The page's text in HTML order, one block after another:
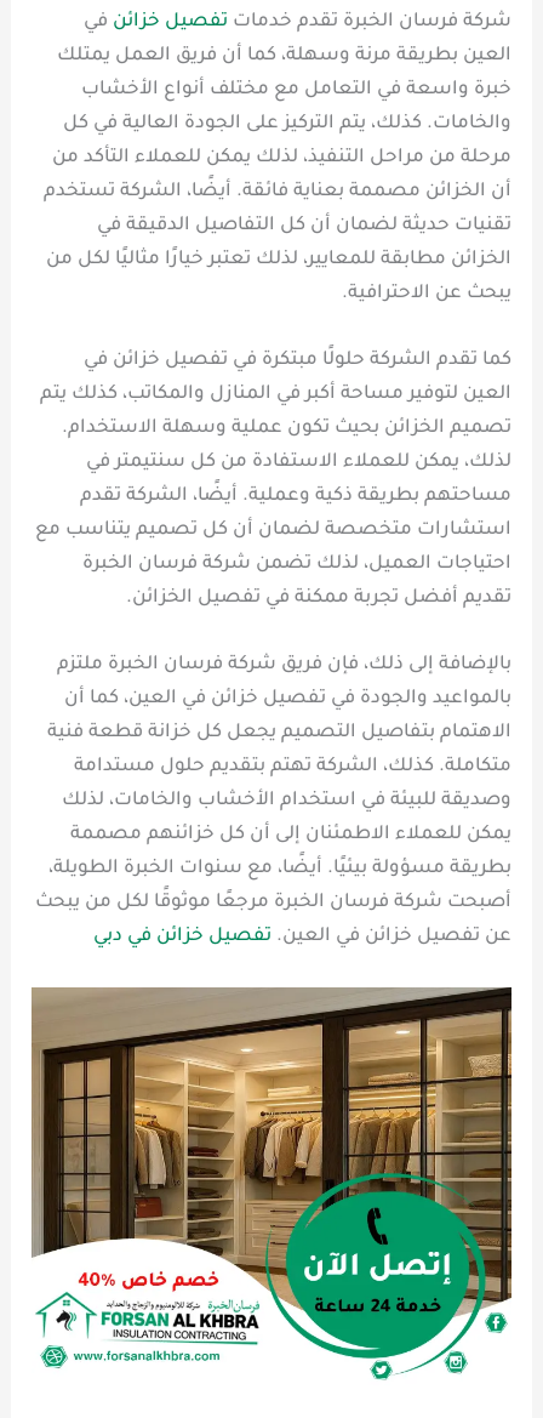
شركة فرسان الخبرة تقدم خدمات تفصيل خزائن في
العين بطريقة مرنة وسهلة، كما أن فريق العمل يمتلك
خبرة واسعة في التعامل مع مختلف أنواع الأخشاب
والخامات. كذلك، يتم التركيز على الجودة العالية في كل
مرحلة من مراحل التنفيذ، لذلك يمكن للعملاء التأكد من
أن الخزائن مصممة بعناية فائقة. أيضًا، الشركة تستخدم
تقنيات حديثة لضمان أن كل التفاصيل الدقيقة في
الخزائن مطابقة للمعايير، لذلك تعتبر خيارًا مثاليًا لكل من
يبحث عن الاحترافية.
كما تقدم الشركة حلولًا مبتكرة في تفصيل خزائن في
العين لتوفير مساحة أكبر في المنازل والمكاتب، كذلك يتم
تصميم الخزائن بحيث تكون عملية وسهلة الاستخدام.
لذلك، يمكن للعملاء الاستفادة من كل سنتيمتر في
مساحتهم بطريقة ذكية وعملية. أيضًا، الشركة تقدم
استشارات متخصصة لضمان أن كل تصميم يتناسب مع
احتياجات العميل، لذلك تضمن شركة فرسان الخبرة
تقديم أفضل تجربة ممكنة في تفصيل الخزائن.
بالإضافة إلى ذلك، فإن فريق شركة فرسان الخبرة ملتزم
بالمواعيد والجودة في تفصيل خزائن في العين، كما أن
الاهتمام بتفاصيل التصميم يجعل كل خزانة قطعة فنية
متكاملة. كذلك، الشركة تهتم بتقديم حلول مستدامة
وصديقة للبيئة في استخدام الأخشاب والخامات، لذلك
يمكن للعملاء الاطمئنان إلى أن كل خزائنهم مصممة
بطريقة مسؤولة بيئيًا. أيضًا، مع سنوات الخبرة الطويلة،
أصبحت شركة فرسان الخبرة مرجعًا موثوقًا لكل من يبحث
عن تفصيل خزائن في العين. تفصيل خزائن في دبي